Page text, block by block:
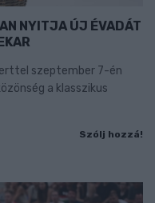
NYITJA ÚJ ÉVADÁT
szeptember 7-én
a klasszikus
Szólj hozzá!